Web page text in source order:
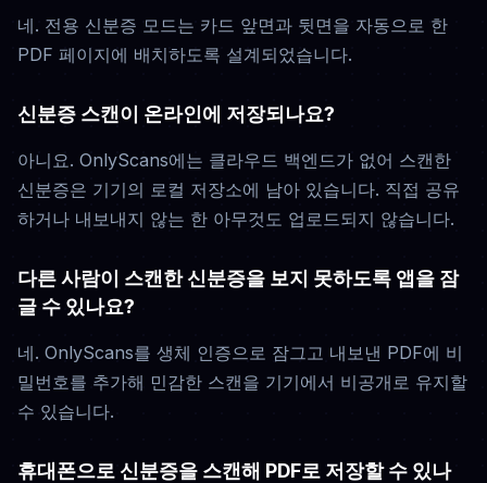
네. 전용 신분증 모드는 카드 앞면과 뒷면을 자동으로 한
PDF 페이지에 배치하도록 설계되었습니다.
신분증 스캔이 온라인에 저장되나요?
아니요. OnlyScans에는 클라우드 백엔드가 없어 스캔한
신분증은 기기의 로컬 저장소에 남아 있습니다. 직접 공유
하거나 내보내지 않는 한 아무것도 업로드되지 않습니다.
다른 사람이 스캔한 신분증을 보지 못하도록 앱을 잠
글 수 있나요?
네. OnlyScans를 생체 인증으로 잠그고 내보낸 PDF에 비
밀번호를 추가해 민감한 스캔을 기기에서 비공개로 유지할
수 있습니다.
휴대폰으로 신분증을 스캔해 PDF로 저장할 수 있나